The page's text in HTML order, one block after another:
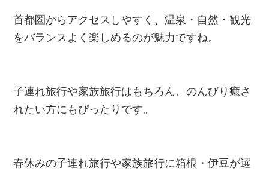
首都圏からアクセスしやすく、温泉・自然・観光
をバランスよく楽しめるのが魅力ですね。
子連れ旅行や家族旅行はもちろん、のんびり癒さ
れたい方にもぴったりです。
春休みの子連れ旅行や家族旅行に箱根・伊豆が選